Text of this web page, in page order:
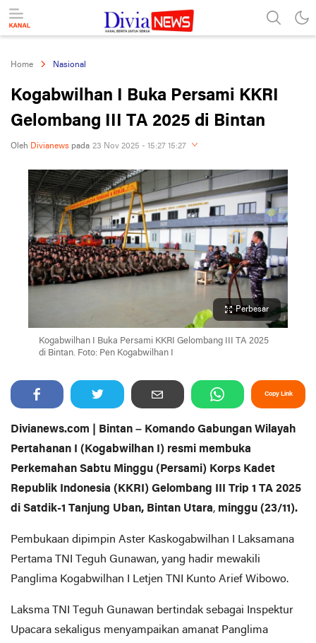
divianews.com
Home Nasional
Kogabwilhan I Buka Persami KKRI
Gelombang III TA 2025 di Bintan
Oleh Divianews pada 23 Nov 2025 - 15:27 15:27
Perbesar
Kogabwilhan I Buka Persami KKRI Gelombang III TA 2025
di Bintan. Foto: Pen Kogabwilhan I
Copy Link
Divianews.com | Bintan – Komando Gabungan Wilayah
Pertahanan I (Kogabwilhan I) resmi membuka
Perkemahan Sabtu Minggu (Persami) Korps Kadet
Republik Indonesia (KKRI) Gelombang III Trip 1 TA 2025
di Satdik-1 Tanjung Uban, Bintan Utara, minggu (23/11).
Pembukaan dipimpin Aster Kaskogabwilhan I Laksamana
Pertama TNI Teguh Gunawan, yang hadir mewakili
Panglima Kogabwilhan I Letjen TNI Kunto Arief Wibowo.
Laksma TNI Teguh Gunawan bertindak sebagai Inspektur
Upacara sekaligus menyampaikan amanat Panglima